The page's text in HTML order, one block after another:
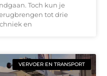
Toch kun je
tot drie
en
VERVOER EN TRANSPORT